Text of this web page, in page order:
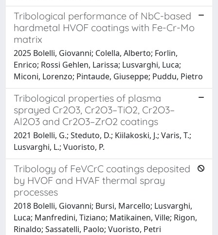
Tribological performance of NbC-based
hardmetal HVOF coatings with Fe-Cr-Mo
matrix
2025 Bolelli, Giovanni; Colella, Alberto; Forlin,
Enrico; Rossi Gehlen, Larissa; Lusvarghi, Luca;
Miconi, Lorenzo; Pintaude, Giuseppe; Puddu, Pietro
Tribological properties of plasma
sprayed Cr2O3, Cr2O3–TiO2, Cr2O3–
Al2O3 and Cr2O3–ZrO2 coatings
2021 Bolelli, G.; Steduto, D.; Kiilakoski, J.; Varis, T.;
Lusvarghi, L.; Vuoristo, P.
Tribology of FeVCrC coatings deposited
by HVOF and HVAF thermal spray
processes
2018 Bolelli, Giovanni; Bursi, Marcello; Lusvarghi,
Luca; Manfredini, Tiziano; Matikainen, Ville; Rigon,
Rinaldo; Sassatelli, Paolo; Vuoristo, Petri